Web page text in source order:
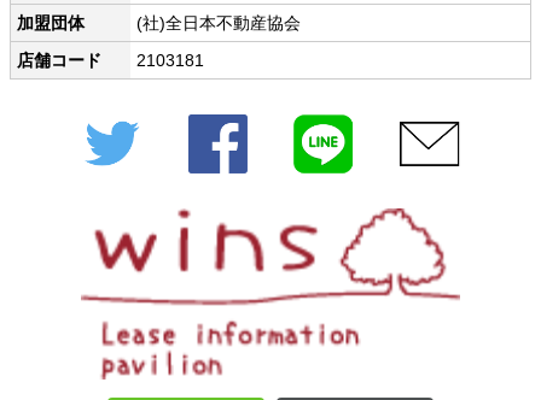
加盟団体
(社)全日本不動産協会
店舗コード
2103181
Twitter Facebook